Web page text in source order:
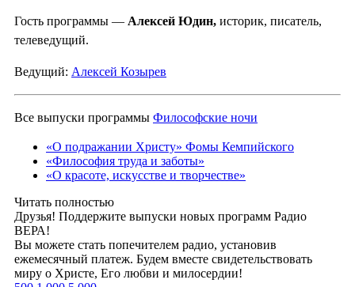
Гость программы — Алексей Юдин, историк, писатель,
телеведущий.
Ведущий: Алексей Козырев
Все выпуски программы Философские ночи
«О подражании Христу» Фомы Кемпийского
«Философия труда и заботы»
«О красоте, искусстве и творчестве»
Читать полностью
Друзья! Поддержите выпуски новых программ Радио
ВЕРА!
Вы можете стать попечителем радио, установив
ежемесячный платеж. Будем вместе свидетельствовать
миру о Христе, Его любви и милосердии!